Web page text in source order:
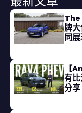
The
牌
同
【
有
分享